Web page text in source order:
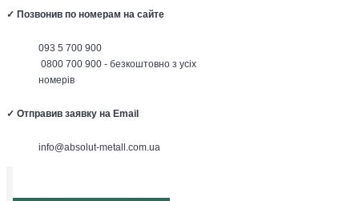
✓ Позвонив по номерам на сайте
093 5 700 900
0800 700 900 - безкоштовно з усіх
номерів
✓ Отправив заявку на Email
info@absolut-metall.com.ua